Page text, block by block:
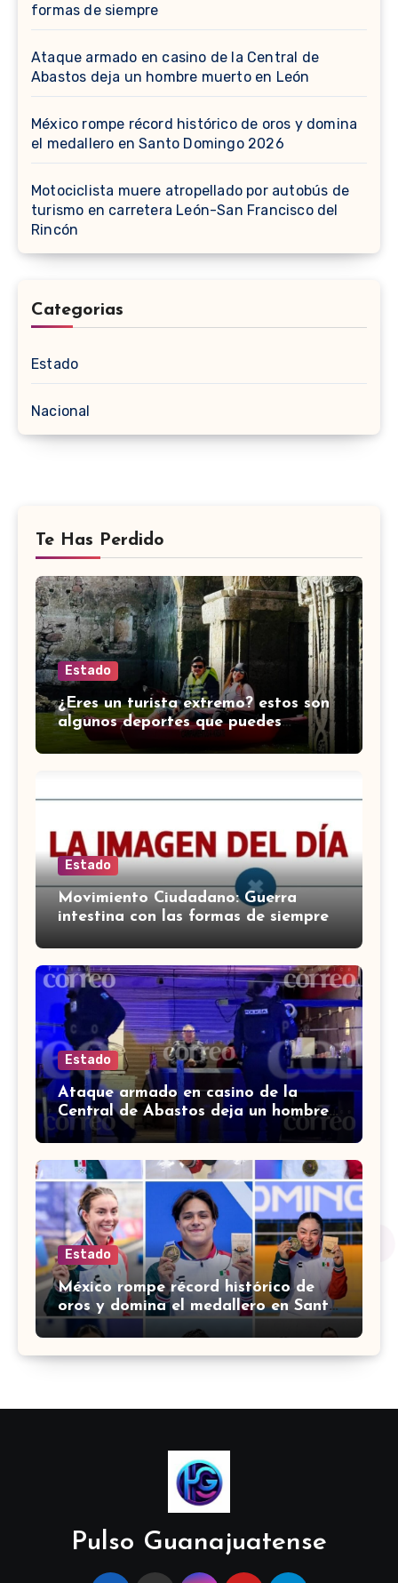
formas de siempre
Ataque armado en casino de la Central de
Abastos deja un hombre muerto en León
México rompe récord histórico de oros y domina
el medallero en Santo Domingo 2026
Motociclista muere atropellado por autobús de
turismo en carretera León-San Francisco del
Rincón
Categorias
Estado
Nacional
Te Has Perdido
Estado
¿Eres un turista extremo? estos son
algunos deportes que puedes
practicar en Guanajuato
Estado
Movimiento Ciudadano: Guerra
intestina con las formas de siempre
Estado
Ataque armado en casino de la
Central de Abastos deja un hombre
muerto en León
Estado
México rompe récord histórico de
oros y domina el medallero en Santo
Domingo 2026
Pulso Guanajuatense